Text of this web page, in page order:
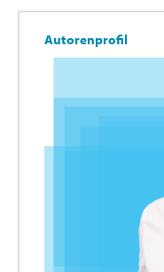
Autorenprofil